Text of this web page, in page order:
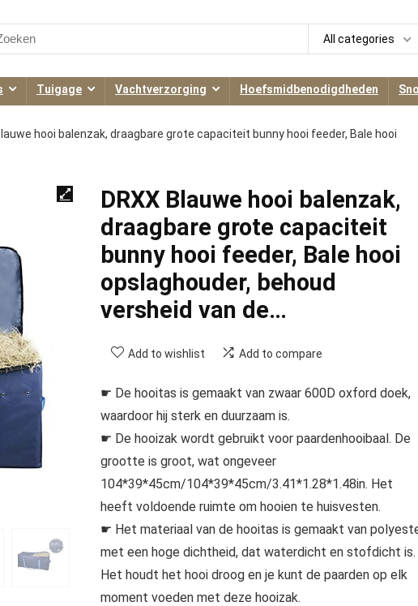
All categories
Tuigage Vachtverzorging Hoefsmidbenodigdheden
hooi balenzak, draagbare grote capaciteit bunny hooi feeder, Bale hooi
DRXX Blauwe hooi balenzak,
draagbare grote capaciteit
bunny hooi feeder, Bale hooi
opslaghouder, behoud
versheid van de…
Add to wishlist Add to compare
☛ De hooitas is gemaakt van zwaar 600D oxford doek,
waardoor hij sterk en duurzaam is.
☛ De hooizak wordt gebruikt voor paardenhooibaal. De
grootte is groot, wat ongeveer
104*39*45cm/104*39*45cm/3.41*1.28*1.48in. Het
heeft voldoende ruimte om hooien te huisvesten.
☛ Het materiaal van de hooitas is gemaakt van
met een hoge dichtheid, dat waterdicht en stofdicht is.
Het houdt het hooi droog en je kunt de paarden op elk
moment voeden met deze hooizak.